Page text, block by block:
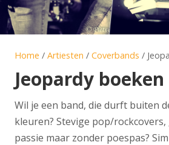
Home / Artiesten / Coverbands /
Jeopardy boeken
Wil je een band, die durft buiten
kleuren? Stevige pop/
passie maar zonder poespas?